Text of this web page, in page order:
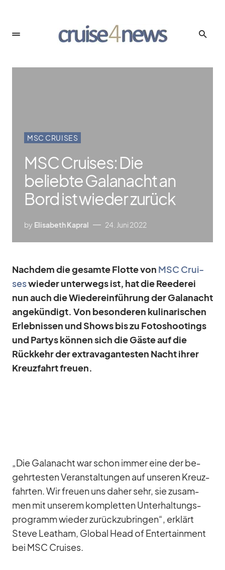
MSC CRUISES
MSC Cruises: Die
beliebte Galanacht an
Bord ist wieder zurück
by Elisabeth Kapral 24. Juni 2022
Nach­dem die ge­samte Flotte von MSC Crui­
seswie­der un­ter­wegs ist, hat die Ree­de­rei
nun auch die Wie­der­ein­füh­rung der Ga­la­nacht
an­ge­kün­digt. Von be­son­de­ren ku­li­na­ri­schen
Er­leb­nis­sen und Shows bis zu Fo­to­shoo­tings
und Par­tys kön­nen sich die Gäste auf die
Rück­kehr der ex­tra­va­gan­tes­ten Nacht ih­rer
Kreuz­fahrt freuen.
„Die Ga­la­nacht war schon im­mer eine der be­
gehr­tes­ten Ver­an­stal­tun­gen auf un­se­ren Kreuz­
fahr­ten. Wir freuen uns da­her sehr, sie zu­sam­
men mit un­se­rem kom­plet­ten Un­ter­hal­tungs­
pro­gramm wie­der zu­rück­zu­brin­gen“, er­klärt
Steve Leat­ham, Glo­bal Head of En­ter­tain­ment
bei MSC Crui­ses.